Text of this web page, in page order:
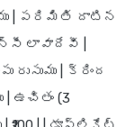
| పరిమితి దాటిన
లావాదేవీ
| క్రింద
| ఉచితం (3